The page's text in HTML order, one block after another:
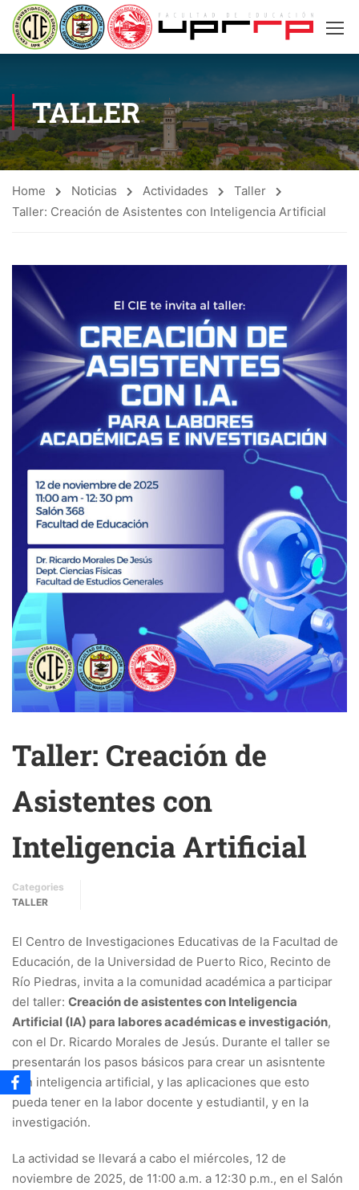
TALLER
Home Noticias Actividades
Taller
Taller: Creación de Asistentes con Inteligencia Artificial
Taller: Creación de
Asistentes con
Inteligencia Artificial
Categories
TALLER
El Centro de Investigaciones Educativas de la Facultad de
Educación, de la Universidad de Puerto Rico, Recinto de
Río Piedras, invita a la comunidad académica a participar
del taller: Creación de asistentes con Inteligencia
Artificial (IA) para labores académicas e investigación,
con el Dr. Ricardo Morales de Jesús. Durante el taller se
presentarán los pasos básicos para crear un asisntente
con inteligencia artificial, y las aplicaciones que esto
pueda tener en la labor docente y estudiantil, y en la
investigación.
La actividad se llevará a cabo el miércoles, 12 de
noviembre de 2025, de 11:00 a.m. a 12:30 p.m., en el Salón